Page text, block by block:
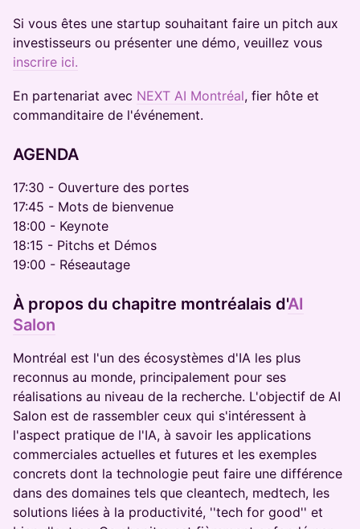
Si vous êtes une startup souhaitant faire un pitch aux
investisseurs ou présenter une démo, veuillez vous
inscrire ici.
En partenariat avec NEXT AI Montréal, fier hôte et
commanditaire de l'événement.
​​AGENDA
17:30 - Ouverture des portes
17:45 - Mots de bienvenue
18:00 - Keynote
18:15 - Pitchs et Démos
19:00 - Réseautage
​À propos du chapitre montréalais d'AI
Salon
Montréal est l'un des écosystèmes d'IA les plus
reconnus au monde, principalement pour ses
réalisations au niveau de la recherche. L'objectif de AI
Salon est de rassembler ceux qui s'intéressent à
l'aspect pratique de l'IA, à savoir les applications
commerciales actuelles et futures et les exemples
concrets dont la technologie peut faire une différence
dans des domaines tels que cleantech, medtech, les
solutions liées à la productivité, ''tech for good'' et